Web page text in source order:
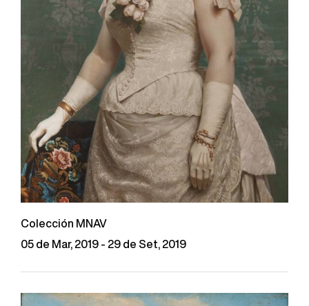
Colección MNAV
05 de Mar, 2019 - 29 de Set, 2019